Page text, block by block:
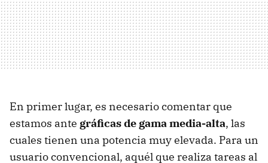
En primer lugar, es necesario comentar que
estamos ante gráficas de gama media-alta, las
cuales tienen una potencia muy elevada. Para un
usuario convencional, aquél que realiza tareas al